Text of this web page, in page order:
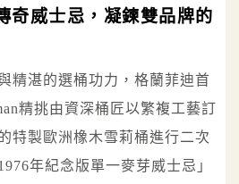
奇威士忌，凝鍊雙品牌的
精湛的選桶功力，格蘭菲迪首
精挑由資深桶匠以繁複工藝訂
特製歐洲橡木雪莉桶進行二次
年紀念版單一麥芽威士忌」